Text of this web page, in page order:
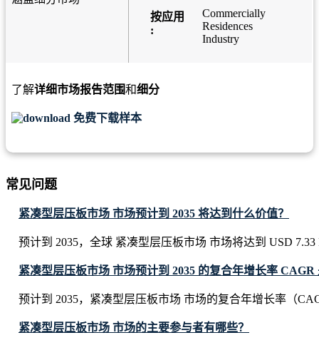
按应用
:
Commercially
Residences
Industry
了解详细市场报告范围和细分
免费下载样本
常见问题
紧凑型层压板市场 市场预计到 2035 将达到什么价值？
预计到 2035，全球 紧凑型层压板市场 市场将达到 USD
紧凑型层压板市场 市场预计到 2035 的复合年增长率 CAGR
预计到 2035，紧凑型层压板市场 市场的复合年增长率（
紧凑型层压板市场 市场的主要参与者有哪些？